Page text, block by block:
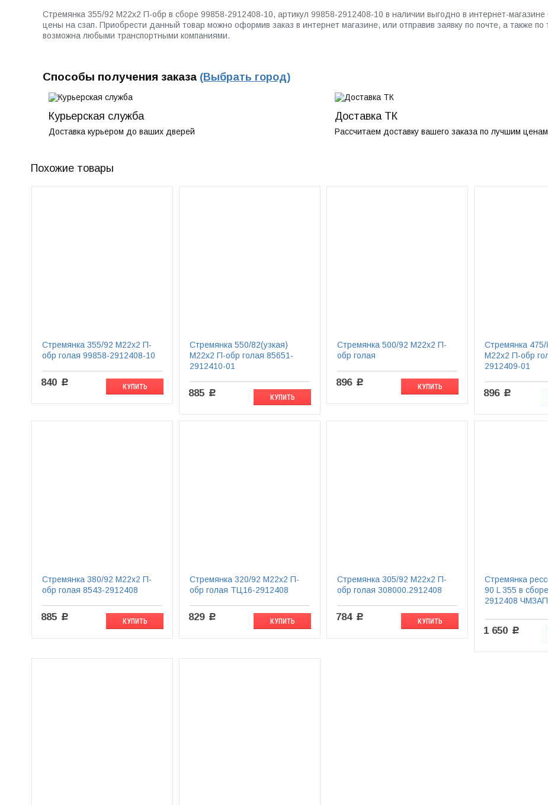
Стремянка 355/92 М22х2 П-обр в сборе 99858-2912408-10, артикул 99858-2912408-10 в наличии выгодно в интернет-
цены на сзап. Приобрести данный товар можно оформив заказ в интернет магазине, или отправив заявку по почте, а также
возможна любыми транспортными компаниями.
Способы получения заказа (Выбрать город)
Курьерская служба
Доставка курьером до ваших дверей
Доставка ТК
Рассчитаем доставку вашего заказа по лучшим ценам
Похожие товары
Стремянка 355/92 М22х2 П-
обр голая 99858-2912408-10
840 c
КУПИТЬ
Стремянка 550/82(узкая)
М22х2 П-обр голая 85651-
2912410-01
885 c
КУПИТЬ
Стремянка 500/92 М22х2 П-
обр голая
896 c
КУПИТЬ
Стремянка 475/
М22х2 П-обр
2912409-01
896 c
Стремянка 380/92 М22х2 П-
обр голая 8543-2912408
885 c
КУПИТЬ
Стремянка 320/92 М22х2 П-
обр голая ТЦ16-2912408
829 c
КУПИТЬ
Стремянка 305/92 М22х2 П-
обр голая 308000.2912408
784 c
КУПИТЬ
Стремянка
90 L 355 в
2912408 ЧМЗАП
1 650 c